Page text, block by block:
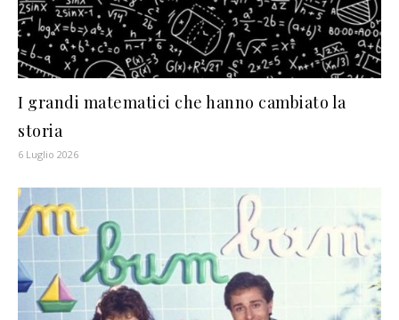
I grandi matematici che hanno cambiato la
storia
6 Luglio 2026